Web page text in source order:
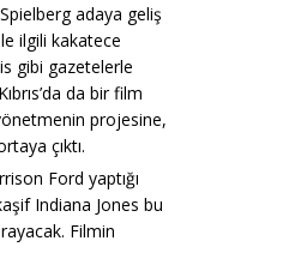
adaya geliş
ilgili kakatece
gibi gazetelerle
da bir film
projesine,
çıktı.
Ford yaptığı
Indiana Jones bu
Filmin